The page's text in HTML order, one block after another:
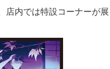
店内では特設コーナーが展